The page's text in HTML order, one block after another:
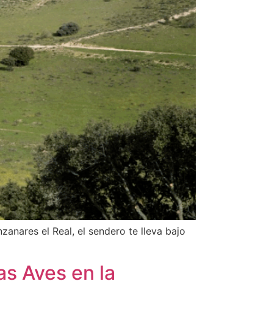
el Real, el sendero te lleva bajo
Aves en la